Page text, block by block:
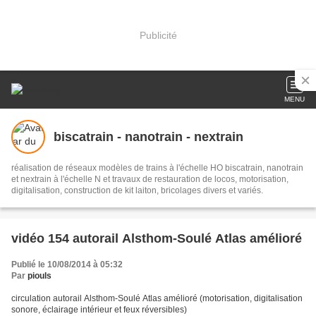
Publicité
MENU
biscatrain - nanotrain - nextrain
réalisation de réseaux modèles de trains à l'échelle HO biscatrain, nanotrain
et nextrain à l'échelle N et travaux de restauration de locos, motorisation,
digitalisation, construction de kit laiton, bricolages divers et variés.
vidéo 154 autorail Alsthom-Soulé Atlas amélioré
Publié le 10/08/2014 à 05:32
Par piouls
circulation autorail Alsthom-Soulé Atlas amélioré (motorisation, digitalisation
sonore, éclairage intérieur et feux réversibles)